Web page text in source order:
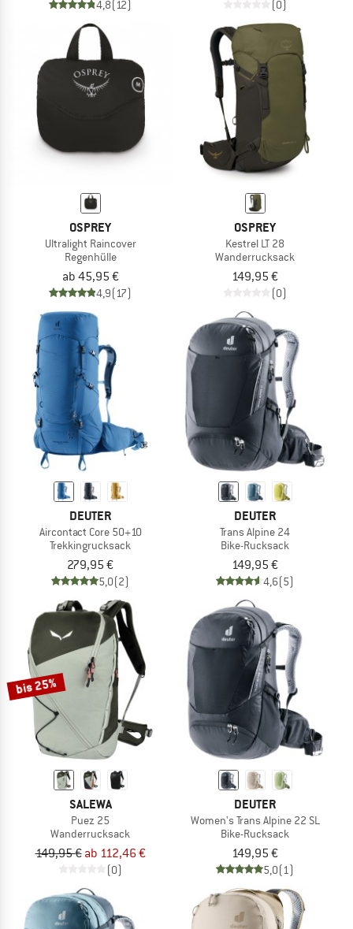
4,8(12) (0)
OSPREY
Ultralight Raincover
Regenhülle
ab 45,95 €
4,9(17)
OSPREY
Kestrel LT 28
Wanderrucksack
149,95 €
(0)
DEUTER
Aircontact Core 50+10
Trekkingrucksack
279,95 €
5,0(2)
DEUTER
Trans Alpine 24
Bike-Rucksack
149,95 €
4,6(5)
bis 25%
SALEWA
Puez 25
Wanderrucksack
149,95 € ab 112,46 €
(0)
DEUTER
Women's Trans Alpine 22 SL
Bike-Rucksack
149,95 €
5,0(1)